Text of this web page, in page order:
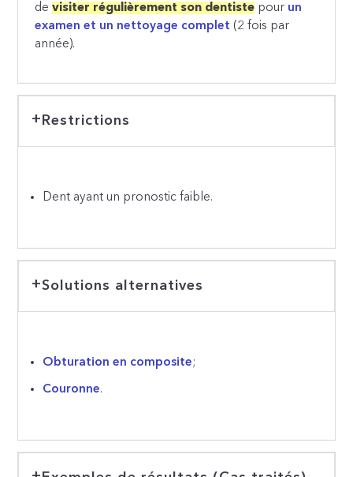
devisiter régulièrement son dentiste pour un
examen et un nettoyage complet (2 fois par
année).
Restrictions
Dent ayant un pronostic faible.
Solutions alternatives
Obturation en composite;
Couronne.